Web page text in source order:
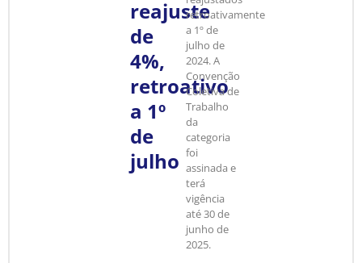
reajuste
de
4%,
retroativo
a 1º
de
julho
retroativamente
a 1º de
julho de
2024. A
Convenção
Coletiva de
Trabalho
da
categoria
foi
assinada e
terá
vigência
até 30 de
junho de
2025.